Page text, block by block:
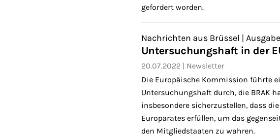
gefordert worden.
Nachrichten aus Brüssel |
Untersuchungshaft in der
20.07.2022
Newsletter
Die Europäische Kommission führte
Untersuchungshaft durch, die BRAK
insbesondere sicherzustellen, dass
Europarates erfüllen, um das
den Mitgliedstaaten zu wahren.